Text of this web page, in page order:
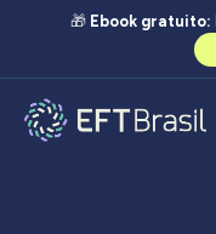
🎁 Ebook gratuito: